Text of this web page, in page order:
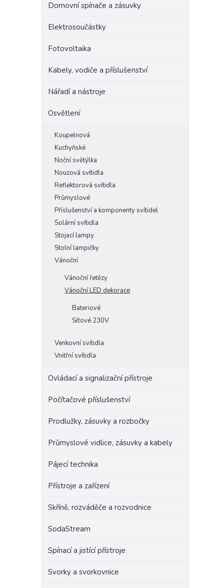
Domovní spínače a zásuvky
Elektrosoučástky
Fotovoltaika
Kabely, vodiče a příslušenství
Nářadí a nástroje
Osvětlení
Koupelnová
Kuchyňské
Noční světýlka
Nouzová svítidla
Reflektorová svítidla
Průmyslové
Příslušenství a komponenty svítidel
Solární svítidla
Stojací lampy
Stolní lampičky
Vánoční
Vánoční řetězy
Vánoční LED dekorace
Bateriové
Síťové 230V
Venkovní svítidla
Vnitřní svítidla
Ovládací a signalizační přístroje
Počítačové příslušenství
Prodlužky, zásuvky a rozbočky
Průmyslové vidlice, zásuvky a kabely
Pájecí technika
Přístroje a zařízení
Skříně, rozváděče a rozvodnice
SodaStream
Spínací a jistící přístroje
Svorky a svorkovnice